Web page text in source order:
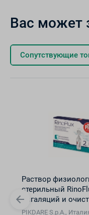
Вас может
Сопутствующие
Раствор
cтерильный
ингаляций и
во флаконах 2,0
PIKDARE S.p.A.,